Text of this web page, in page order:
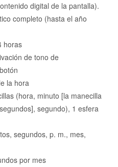
digital de la pantalla).
completo (hasta el año
horas
de tono de
la hora
(hora, minuto [la manecilla
segundo), 1 esfera
segundos, p. m., mes,
por mes